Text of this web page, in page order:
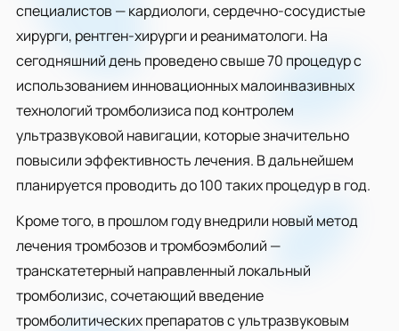
специалистов — кардиологи, сердечно-сосудистые
хирурги, рентген-хирурги и реаниматологи. На
сегодняшний день проведено свыше 70 процедур с
использованием инновационных малоинвазивных
технологий тромболизиса под контролем
ультразвуковой навигации, которые значительно
повысили эффективность лечения. В дальнейшем
планируется проводить до 100 таких процедур в год.
Кроме того, в прошлом году внедрили новый метод
лечения тромбозов и тромбоэмболий —
транскатетерный направленный локальный
тромболизис, сочетающий введение
тромболитических препаратов с ультразвуковым